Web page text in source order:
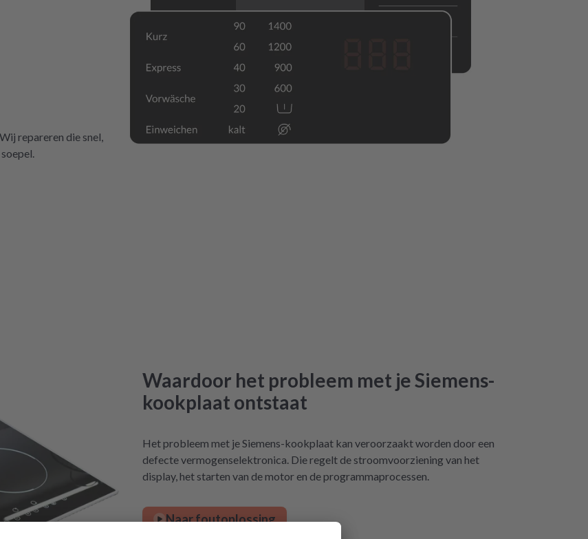
repareren die snel,
Waardoor het probleem met je Siemens-
kookplaat ontstaat
Het probleem met je Siemens-kookplaat kan veroorzaakt worden door een
defecte vermogenselektronica. Die regelt de stroomvoorziening van het
display, het starten van de motor en de programmaprocessen.
Naar foutoplossing